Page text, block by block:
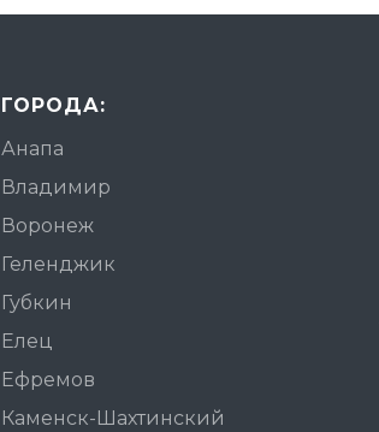
ГОРОДА:
Анапа
Владимир
Воронеж
Геленджик
Губкин
Елец
Ефремов
Каменск-Шахтинский